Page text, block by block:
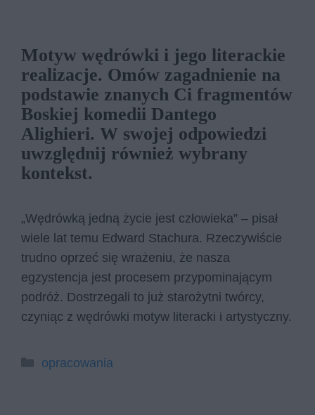
Motyw wędrówki i jego literackie
realizacje. Omów zagadnienie na
podstawie znanych Ci fragmentów
Boskiej komedii Dantego
Alighieri. W swojej odpowiedzi
uwzględnij również wybrany
kontekst.
„Wędrówką jedną życie jest człowieka” – pisał
wiele lat temu Edward Stachura. Rzeczywiście
trudno oprzeć się wrażeniu, że nasza
egzystencja jest procesem przypominającym
podróż. Dostrzegali to już starożytni twórcy,
czyniąc z wędrówki motyw literacki i artystyczny.
Kategorie
opracowania